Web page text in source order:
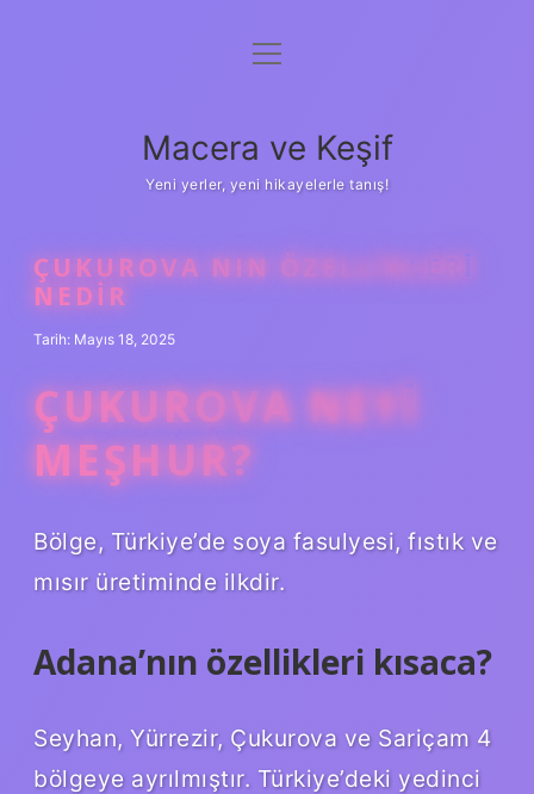
Anasayfa
Yasal Uyarı
menüyü
Macera ve Keşif
Yeni yerler, yeni hikayelerle tanış!
ÇUKUROVA NIN ÖZELLIKLERI
NEDIR
Tarih: Mayıs 18, 2025
ÇUKUROVA NEYI
MEŞHUR?
Bölge, Türkiye’de soya fasulyesi, fıstık ve
mısır üretiminde ilkdir.
Adana’nın özellikleri kısaca?
Seyhan, Yürrezir, Çukurova ve Sariçam 4
bölgeye ayrılmıştır. Türkiye’deki yedinci